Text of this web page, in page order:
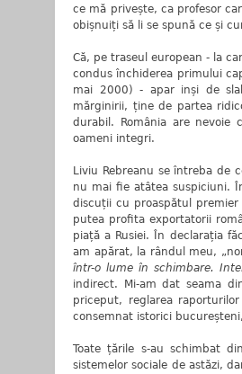
ce mă privește, ca profesor
obișnuiți să li se spună ce și
Că, pe traseul european - la
condus închiderea primului
mai 2000) - apar inși de
mărginirii, ține de partea
durabil. România are
oameni integri.
Liviu Rebreanu se întreba de
nu mai fie atâtea suspiciuni.
discuții cu proaspătul
putea profita exportatorii
piață a Rusiei. În declarația
am apărat, la rândul meu,
într-o lume în schimbare.
indirect. Mi-am dat seama
priceput, reglarea
consemnat istorici
Toate țările s-au schimbat
sistemelor sociale de astăzi,